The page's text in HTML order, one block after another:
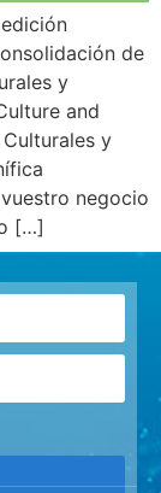
de
y
and
y
negocio
[…]